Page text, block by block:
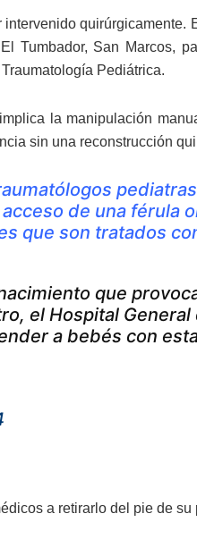
quirúrgicamente.
Tumbador, San Marcos,
Pediátrica.
la manipulación
sin una reconstrucción
de una férula
que son tratados
que
el Hospital
a bebés con
a retirarlo del pie de su